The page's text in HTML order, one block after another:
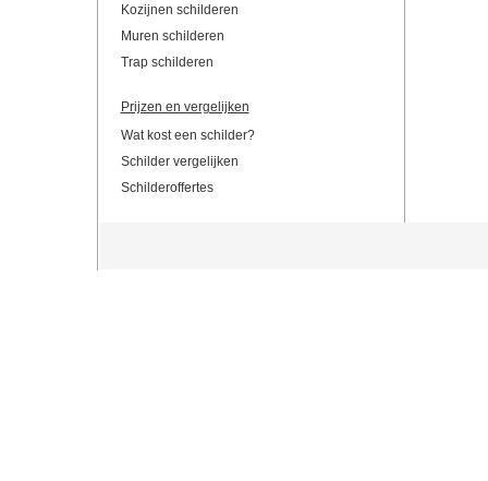
Kozijnen schilderen
Muren schilderen
Trap schilderen
Prijzen en vergelijken
Wat kost een schilder?
Schilder vergelijken
Schilderoffertes